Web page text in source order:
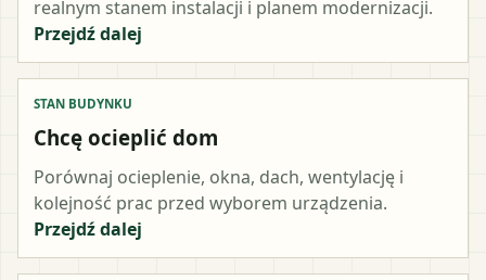
realnym stanem instalacji i planem modernizacji.
Przejdź dalej
STAN BUDYNKU
Chcę ocieplić dom
Porównaj ocieplenie, okna, dach, wentylację i
kolejność prac przed wyborem urządzenia.
Przejdź dalej